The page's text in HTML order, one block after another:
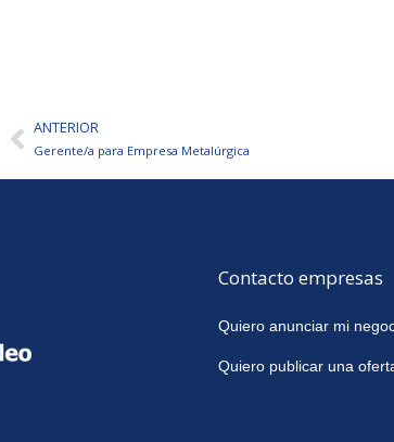
AntANTERIOR
Gerente/a para Empresa Metalúrgica
Contacto empresas
Quiero anunciar mi
Quiero publicar una